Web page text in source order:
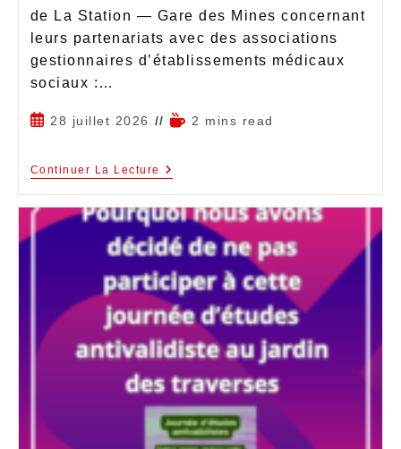
de La Station — Gare des Mines concernant
leurs partenariats avec des associations
gestionnaires d’établissements médicaux
sociaux :…
28 juillet 2026 2 mins read
Continuer La Lecture